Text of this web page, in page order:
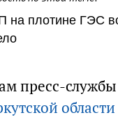
на плотине ГЭС
пресс-службы
области